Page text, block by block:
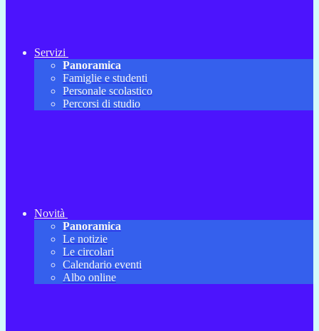
Servizi
Panoramica
Famiglie e studenti
Personale scolastico
Percorsi di studio
Novità
Panoramica
Le notizie
Le circolari
Calendario eventi
Albo online